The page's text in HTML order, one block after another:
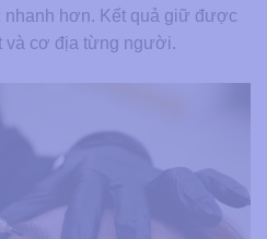
hơn. Kết quả giữ được
và cơ địa từng người.